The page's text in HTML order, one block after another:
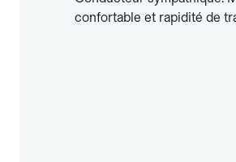
confortable et rapidité de